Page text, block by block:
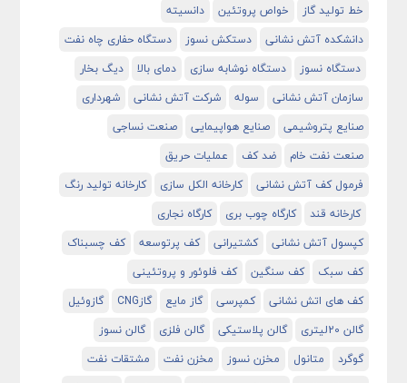
خط تولید گاز
خواص پروتئین
دانسیته
دانشکده آتش نشانی
دستکش نسوز
دستگاه حفاری چاه نفت
دستگاه نسوز
دستگاه نوشابه سازی دمای بالا
دیگ بخار
سازمان آتش نشانی
سوله شرکت آتش نشانی
شهرداری
صنایع پتروشیمی
صنایع هواپیمایی
صنعت نساجی
صنعت نفت خام
ضد کف
عملیات حریق
فرمول کف آتش نشانی
کارخانه الکل سازی
کارخانه تولید رنگ
کارخانه قند
کارگاه چوب بری
کارگاه نجاری
کپسول آتش نشانی
کشتیرانی کف پرتوسعه
کف چسبناک
کف سبک
کف سنگین
کف فلوئور و پروتئینی
کف های اتش نشانی
کمپرسی گاز مایع گازCNG
گازوئیل
گالن 20لیتری
گالن پلاستیکی گالن فلزی
گالن نسوز
گوگرد
متانول مخزن نسوز مخزن نفت
مشتقات نفت